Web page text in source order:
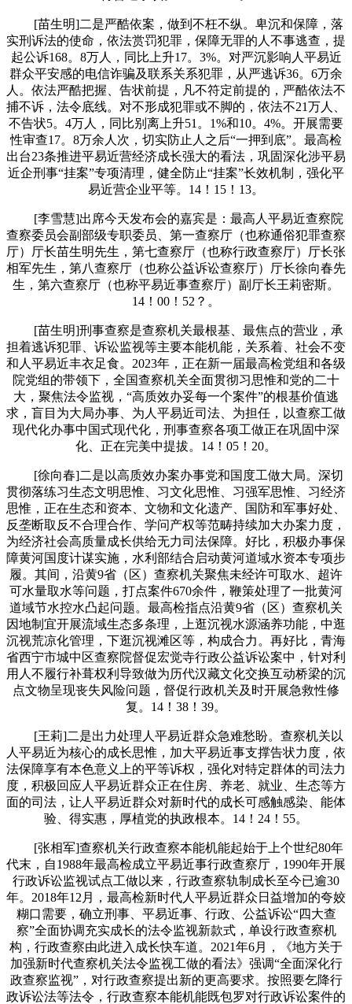
[苗生明]二是严酷依案，做到不枉不纵。卑沉和保障，落
实刑诉法的使命，依法赏罚犯罪，保障无罪的人不事逃查，提
起公诉168。8万人，同比上升17。3%。对严沉影响人平易近
群众平安感的电信诈骗及联系关系犯罪，从严逃诉36。6万余
人。依法严酷把握、告状前提，凡不符定前提的，严酷依法不
捕不诉，法令底线。对不形成犯罪或不脚的，依法不21万人、
不告状5。4万人，同比别离上升51。1%和10。4%。开展需要
性审查17。8万余人次，切实防止人之后“一押到底”。最高检
出台23条推进平易近营经济成长强大的看法，巩固深化涉平易
近企刑事“挂案”专项清理，健全防止“挂案”长效机制，强化平
易近营企业平等。14！15！13。
[李雪慧]出席今天发布会的嘉宾是：最高人平易近查察院
查察委员会副部级专职委员、第一查察厅（也称通俗犯罪查察
厅）厅长苗生明先生，第七查察厅（也称行政查察厅）厅长张
相军先生，第八查察厅（也称公益诉讼查察厅）厅长徐向春先
生，第六查察厅（也称平易近事查察厅）副厅长王莉密斯。
14！00！52？。
[苗生明]刑事查察是查察机关最根基、最焦点的营业，承
担着逃诉犯罪、诉讼监视等主要本能机能，关系着、社会不变
和人平易近丰衣足食。2023年，正在新一届最高检党组和各级
院党组的带领下，全国查察机关全面贯彻习思惟和党的二十
大，聚焦法令监视，“高质效办妥每一个案件”的根基价值逃
求，盲目为大局办事、为人平易近司法、为担任，以查察工做
现代化办事中国式现代化，刑事查察各项工做正在巩固中深
化、正在完美中提拔。14！05！20。
[徐向春]二是以高质效办案办事党和国度工做大局。深切
贯彻落练习生态文明思惟、习文化思惟、习强军思惟、习经济
思惟，正在生态和资本、文物和文化遗产、国防和军事好处、
反垄断取反不合理合作、学问产权等范畴持续加大办案力度，
为经济社会高质量成长供给无力司法保障。好比，积极办事保
障黄河国度计谋实施，水利部结合启动黄河道域水资本专项步
履。其间，沿黄9省（区）查察机关聚焦未经许可取水、超许
可水量取水等问题，打点案件670余件，鞭策处理了一批黄河
道域节水控水凸起问题。最高检指点沿黄9省（区）查察机关
因地制宜开展流域生态多条理，上逛沉视水源涵养功能，中逛
沉视荒凉化管理，下逛沉视滩区等，构成合力。再好比，青海
省西宁市城中区查察院督促宏觉寺行政公益诉讼案中，针对利
用人不履行补葺权利导致做为历代汉藏文化交换互动桥梁的沉
点文物呈现丧失风险问题，督促行政机关及时开展急救性修
复。14！38！39。
[王莉]二是出力处理人平易近群众急难愁盼。查察机关以
人平易近为核心的成长思惟，加大平易近事支撑告状力度，依
法保障享有本色意义上的平等诉权，强化对特定群体的司法力
度，积极回应人平易近群众正在住房、养老、就业、生态等方
面的司法，让人平易近群众对新时代的成长可感触感染、能体
验、得实惠，厚植党的执政根本。14！24！55。
[张相军]查察机关行政查察本能机能起始于上个世纪80年
代末，自1988年最高检成立平易近事行政查察厅，1990年开展
行政诉讼监视试点工做以来，行政查察轨制成长至今已逾30
年。2018年12月，最高检新时代人平易近群众日益增加的夸姣
糊口需要，确立刑事、平易近事、行政、公益诉讼“四大查
察”全面协调充实成长的法令监视新款式，单设行政查察机
构，行政查察由此进入成长快车道。2021年6月，《地方关于
加强新时代查察机关法令监视工做的看法》强调“全面深化行
政查察监视”，对行政查察提出新的更高要求。按照要乞降行
政诉讼法等法令，行政查察本能机能既包罗对行政诉讼案件的